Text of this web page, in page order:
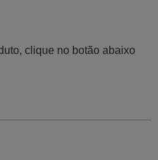
clique no botão abaixo